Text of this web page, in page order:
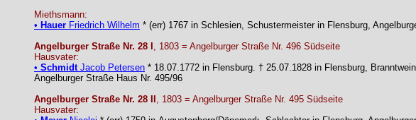
Miethsmann:
• Hauer Friedrich Wilhelm * (err) 1767 in Schlesien, Schustermeister in Flensburg,
Angelburger Straße Nr. 28 I , 1803 = Angelburger Straße Nr. 496 Südseite
Hausvater:
• SchmidtJacob Petersen * 18.07.1772 in Flensburg. † 25.07.1828 in Flensburg,
Angelburger Straße Haus Nr. 495/96
Angelburger Straße Nr. 28 II , 1803 = Angelburger Straße Nr. 495 Südseite
Hausvater: